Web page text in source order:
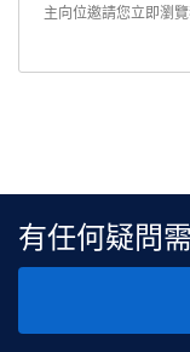
主向位邀請您立即瀏
有任何疑問